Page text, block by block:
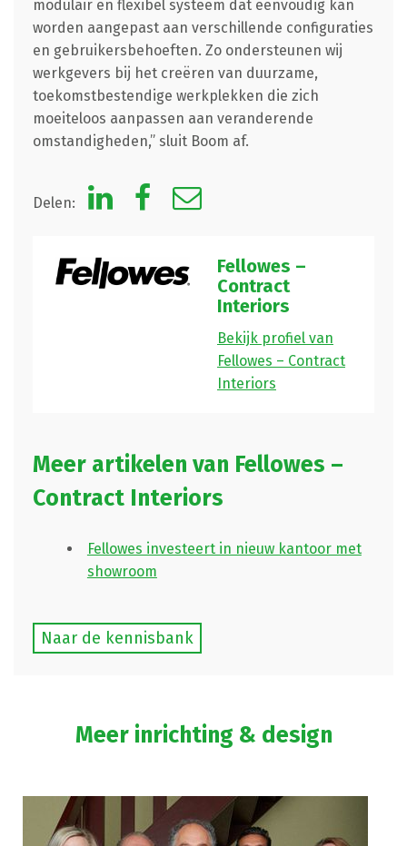
modulair en flexibel systeem dat eenvoudig kan
worden aangepast aan verschillende configuraties
en gebruikersbehoeften. Zo ondersteunen wij
werkgevers bij het creëren van duurzame,
toekomstbestendige werkplekken die zich
moeiteloos aanpassen aan veranderende
omstandigheden,” sluit Boom af.
Delen:
Fellowes –
Contract
Interiors
Bekijk profiel van
Fellowes – Contract
Interiors
Meer artikelen van Fellowes –
Contract Interiors
Fellowes investeert in nieuw kantoor met
showroom
Naar de kennisbank
Meer inrichting & design